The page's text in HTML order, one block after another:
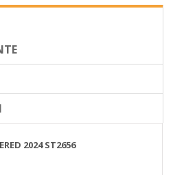
2024 ST2656